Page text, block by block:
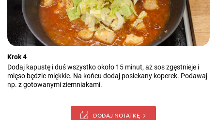
Krok 4
Dodaj kapustę i duś wszystko około 15 minut, aż sos zgęstnieje i
mięso będzie miękkie. Na końcu dodaj posiekany koperek. Podawaj
np. z gotowanymi ziemniakami.
DODAJ NOTATKĘ